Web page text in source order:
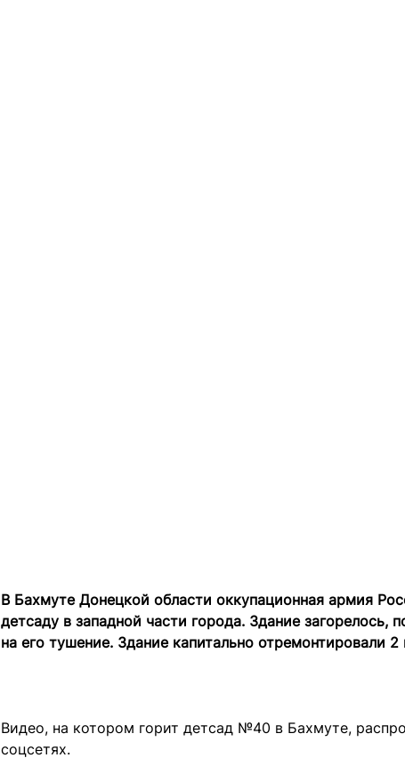
В Бахмуте Донецкой области оккупационная армия
детсаду в западной части города. Здание загорелось,
на его тушение. Здание капитально отремонтировали 2
Видео, на котором горит детсад №40 в Бахмуте,
соцсетях.